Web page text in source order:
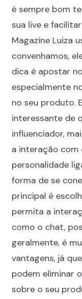
é sempre bom
sua live e
Magazine Luiza
convenhamos,
dica é apostar
especialmente
no seu produto.
interessante de
influenciador,
a interação com
personalidade
forma de se
principal é
permita a
como o chat,
geralmente, é
vantagens, já
podem eliminar
sobre o seu